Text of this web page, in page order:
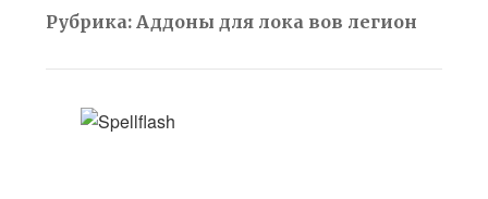
Рубрика:Аддоны для лока вов легион